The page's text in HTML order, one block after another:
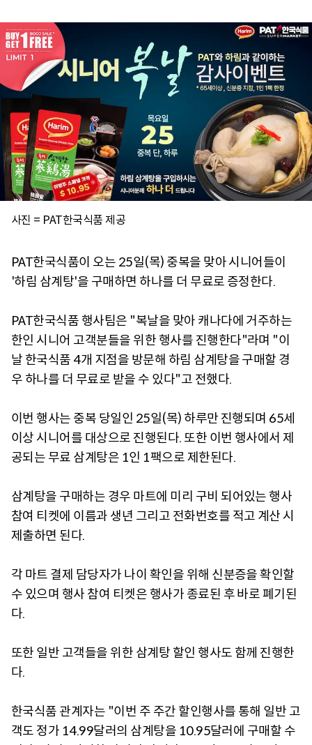
사진 = PAT한국식품 제공
PAT한국식품이 오는 25일(목) 중복을 맞아 시니어들이
'하림 삼계탕'을 구매하면 하나를 더 무료로 증정한다.
PAT한국식품 행사팀은 "복날을 맞아 캐나다에 거주하는
한인 시니어 고객분들을 위한 행사를 진행한다"라며 "이
날 한국식품 4개 지점을 방문해 하림 삼계탕을 구매할 경
우 하나를 더 무료로 받을 수 있다"고 전했다.
이번 행사는 중복 당일인 25일(목) 하루만 진행되며 65세
이상 시니어를 대상으로 진행된다. 또한 이번 행사에서 제
공되는 무료 삼계탕은 1인 1팩으로 제한된다.
삼계탕을 구매하는 경우 마트에 미리 구비 되어있는 행사
참여 티켓에 이름과 생년 그리고 전화번호를 적고 계산 시
제출하면 된다.
각 마트 결제 담당자가 나이 확인을 위해 신분증을 확인할
수 있으며 행사 참여 티켓은 행사가 종료된 후 바로 폐기된
다.
또한 일반 고객들을 위한 삼계탕 할인 행사도 함께 진행한
다.
한국식품 관계자는 "이번 주 주간 할인행사를 통해 일반 고
객도 정가 14.99달러의 삼계탕을 10.95달러에 구매할 수